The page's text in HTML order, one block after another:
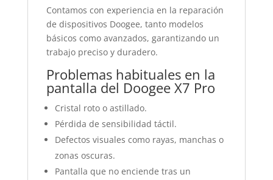
Contamos con experiencia en la reparación
de dispositivos Doogee, tanto modelos
básicos como avanzados, garantizando un
trabajo preciso y duradero.
Problemas habituales en la
pantalla del Doogee X7 Pro
Cristal roto o astillado.
Pérdida de sensibilidad táctil.
Defectos visuales como rayas, manchas o
zonas oscuras.
Pantalla que no enciende tras un